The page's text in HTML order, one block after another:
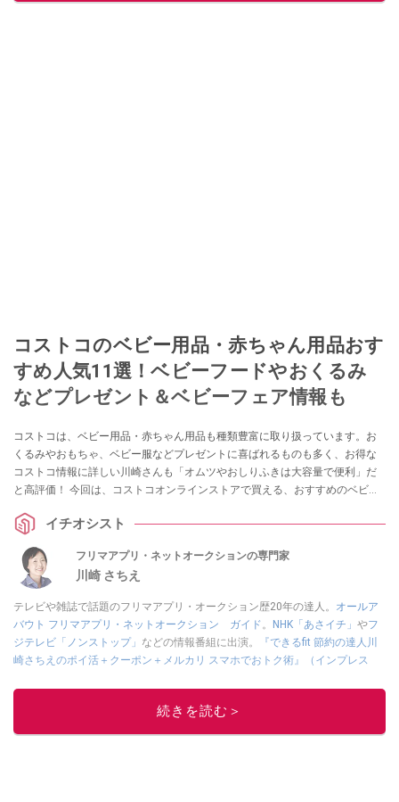
コストコのベビー用品・赤ちゃん用品おす
すめ人気11選！ベビーフードやおくるみ
などプレゼント＆ベビーフェア情報も
コストコは、ベビー用品・赤ちゃん用品も種類豊富に取り扱っています。お
くるみやおもちゃ、ベビー服などプレゼントに喜ばれるものも多く、お得な
コストコ情報に詳しい川崎さんも「オムツやおしりふきは大容量で便利」だ
と高評価！ 今回は、コストコオンラインストアで買える、おすすめのベビー
る？」「次回のベビーフェア・セールはいつ？」など、気になる疑問もまと
イチオシスト
フリマアプリ・ネットオークションの専門家
川崎 さちえ
テレビや雑誌で話題のフリマアプリ・オークション歴20年の達人。 オールア
バウト フリマアプリ・ネットオークション ガイド。 NHK「あさイチ」 やフ
ジテレビ「ノンストップ」 などの情報番組に出演。
『できるfit 節約の達人川
崎さちえのポイ活＋クーポン＋メルカリ スマホでおトク術』（インプレス
的に稼ぐ！』（翔泳社刊）
■経歴：2003年、夫が子育てをするために、突然会社を辞める。翌月からの
続きを読む＞